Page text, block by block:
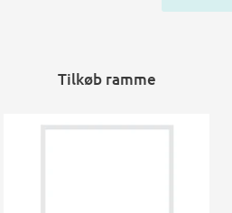
Tilkøb ramme